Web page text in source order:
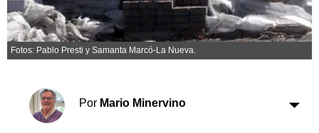
El tiempo
Cartón Lleno
Fúnebres
Horóscopo
Suplementos
Fotos: Pablo Presti y Samanta Marcó-La Nueva.
Por Mario Minervino